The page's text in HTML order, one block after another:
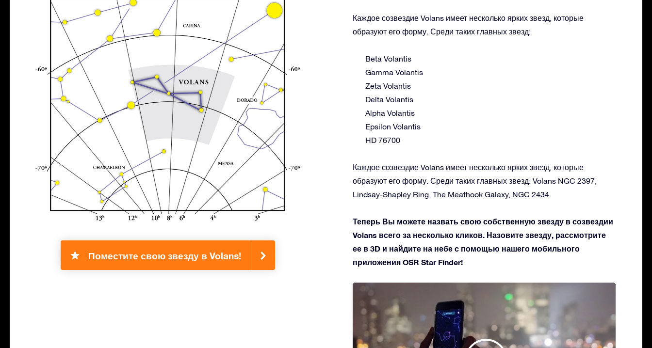
Поместите свою звезду в Volans!
Каждое созвездие Volans имеет несколько ярких звезд, которые
образуют его форму. Среди таких главных звезд:
Beta Volantis
Gamma Volantis
Zeta Volantis
Delta Volantis
Alpha Volantis
Epsilon Volantis
HD 76700
Каждое созвездие Volans имеет несколько ярких звезд, которые
образуют его форму. Среди таких главных звезд: Volans NGC 2397,
Lindsay-Shapley Ring, The Meathook Galaxy, NGC 2434.
Теперь Вы можете назвать свою собственную звезду в созвездии
Volans всего за несколько кликов. Назовите звезду, рассмотрите
ее в 3D и найдите на небе с помощью нашего мобильного
приложения OSR Star Finder!